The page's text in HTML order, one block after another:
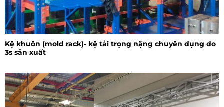
Kệ khuôn (mold rack)- kệ tải trọng nặng chuyên dụng do
3s sản xuất